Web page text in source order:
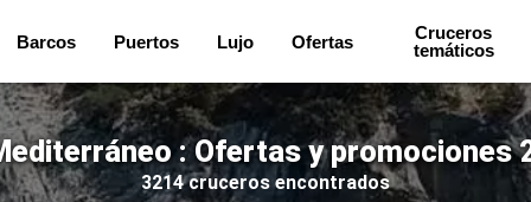
Barcos Puertos Lujo Ofertas
Cruceros
temáticos
: Ofertas y promociones
3214 cruceros encontrados